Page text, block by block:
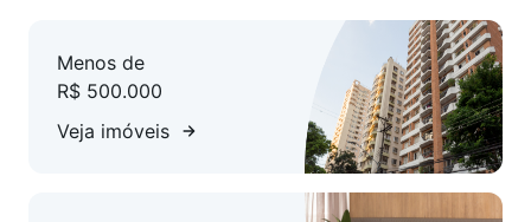
Menos de
R$ 500.000
Veja imóveis